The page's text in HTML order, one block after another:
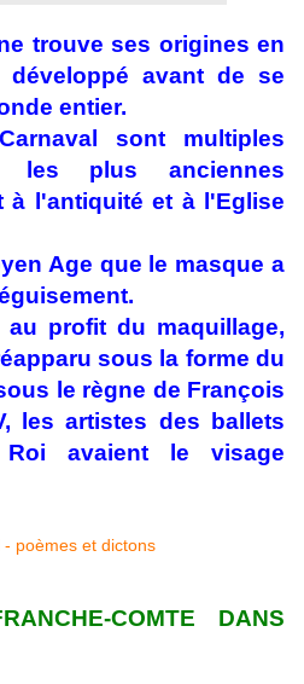
trouve ses origines en
avant de se
entier.
sont multiples
les plus anciennes
à l'antiquité et à l'Eglise
Age que le masque a
profit du maquillage,
sous la forme du
le règne de François
les artistes des ballets
avaient le visage
COMTE DANS